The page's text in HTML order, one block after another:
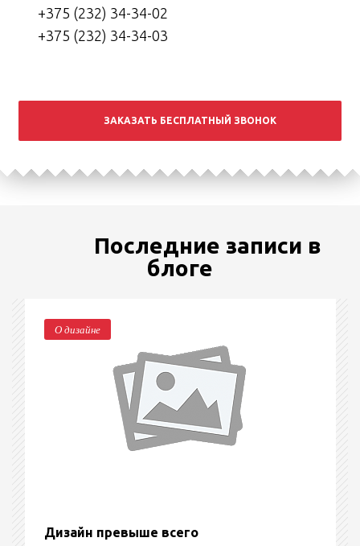
+375 (232) 34-34-02
+375 (232) 34-34-03
ЗАКАЗАТЬ БЕСПЛАТНЫЙ ЗВОНОК
Последние записи в
блоге
О дизайне
Дизайн превыше всего